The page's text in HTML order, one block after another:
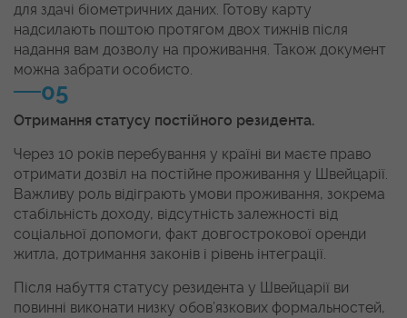
для здачі біометричних даних. Готову карту
надсилають поштою протягом двох тижнів після
надання вам дозволу на проживання. Також документ
можна забрати особисто.
05
Отримання статусу постійного резидента.
Через 10 років перебування у країні ви маєте право
отримати дозвіл на постійне проживання у Швейцарії.
Важливу роль відіграють умови проживання, зокрема
стабільність доходу, відсутність залежності від
соціальної допомоги, факт довгострокової оренди
житла, дотримання законів і рівень інтеграції.
Після набуття статусу резидента у Швейцарії ви
повинні виконати низку обов’язкових формальностей,